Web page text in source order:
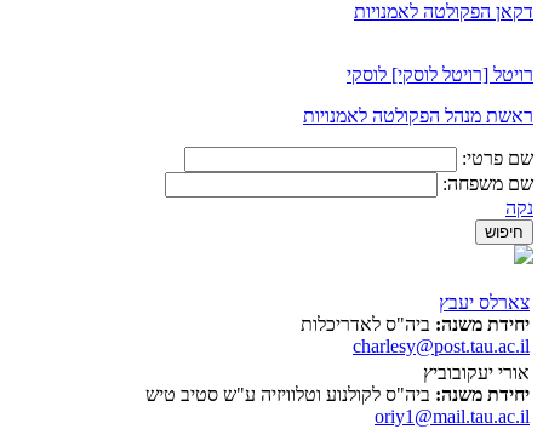
דקאן הפקולטה לאמנויות
רויטל [רויטל לוסקי] לוסקי
ראשת מנהל הפקולטה לאמנויות
שם פרטי:
שם משפחה:
נקה
צארלס יעבץ
יחידת משנה: ביה"ס לאדריכלות
charlesy@post.tau.ac.il
אורי יעקובוביץ
יחידת משנה: ביה"ס לקולנוע וטלוויזיה ע"ש סטיב טיש
oriy1@mail.tau.ac.il